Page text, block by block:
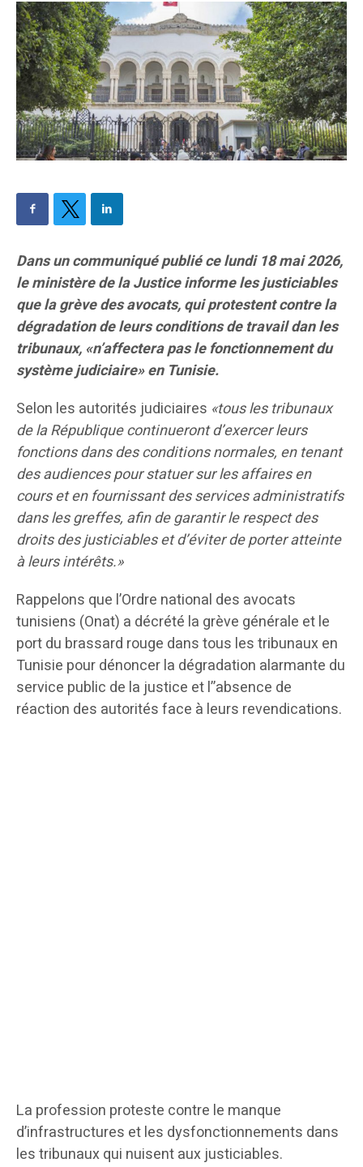
Dans un communiqué publié ce lundi 18 mai 2026,
le ministère de la Justice informe les justiciables
que la grève des avocats, qui protestent contre la
dégradation de leurs conditions de travail dan les
tribunaux, «n’affectera pas le fonctionnement du
système judiciaire» en Tunisie.
Selon les autorités judiciaires «tous les tribunaux
de la République continueront d’exercer leurs
fonctions dans des conditions normales, en tenant
des audiences pour statuer sur les affaires en
cours et en fournissant des services administratifs
dans les greffes, afin de garantir le respect des
droits des justiciables et d’éviter de porter atteinte
à leurs intérêts.»
Rappelons que l’Ordre national des avocats
tunisiens (Onat) a décrété la grève générale et le
port du brassard rouge dans tous les tribunaux en
Tunisie pour dénoncer la dégradation alarmante du
service public de la justice et l’’absence de
réaction des autorités face à leurs revendications.
La profession proteste contre le manque
d’infrastructures et les dysfonctionnements dans
les tribunaux qui nuisent aux justiciables.